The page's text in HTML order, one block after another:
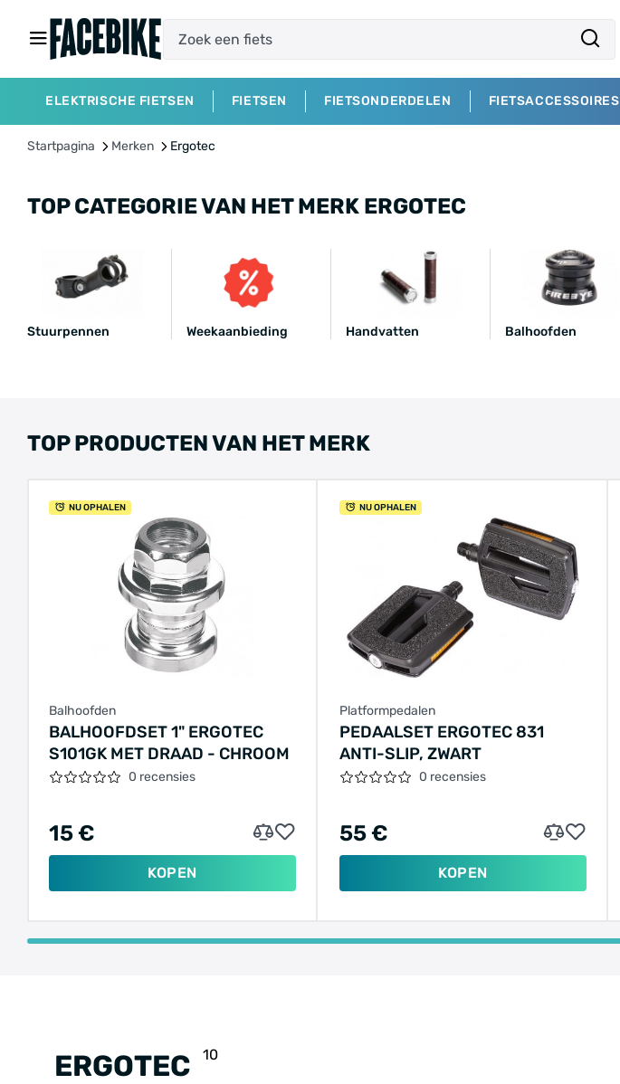
ELEKTRISCHE FIETSEN FIETSEN FIETSONDERDELEN FIETSACCESSOIRES
Startpagina Merken Ergotec
TOP CATEGORIE VAN HET MERK ERGOTEC
Stuurpennen Weekaanbieding Handvatten Balhoofden
TOP PRODUCTEN VAN HET MERK
NU OPHALEN
Balhoofden
BALHOOFDSET 1" ERGOTEC
S101GK MET DRAAD - CHROOM
0 recensies
15 €
KOPEN
NU OPHALEN
Platformpedalen
PEDAALSET ERGOTEC 831
ANTI-SLIP, ZWART
0 recensies
55 €
KOPEN
ERGOTEC 10